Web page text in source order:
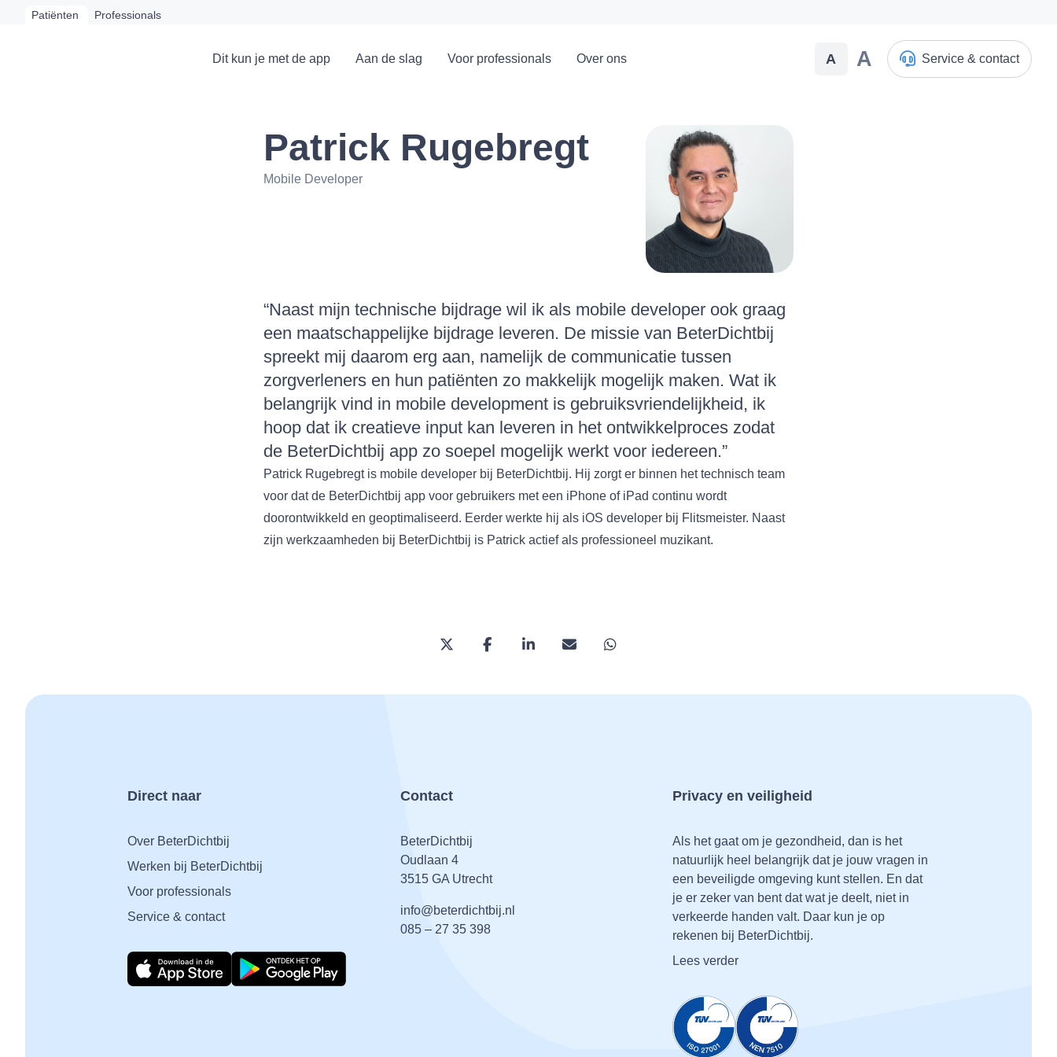
Patiënten Professionals
Dit kun je met de app Aan de slag Voor professionals Over ons A A Service & contact
Patrick Rugebregt
Mobile Developer
“Naast mijn technische bijdrage wil ik als mobile developer ook graag
een maatschappelijke bijdrage leveren. De missie van BeterDichtbij
spreekt mij daarom erg aan, namelijk de communicatie tussen
zorgverleners en hun patiënten zo makkelijk mogelijk maken. Wat ik
belangrijk vind in mobile development is gebruiksvriendelijkheid, ik
hoop dat ik creatieve input kan leveren in het ontwikkelproces zodat
de BeterDichtbij app zo soepel mogelijk werkt voor iedereen.”
Patrick Rugebregt is mobile developer bij BeterDichtbij. Hij zorgt er binnen het technisch team
voor dat de BeterDichtbij app voor gebruikers met een iPhone of iPad continu wordt
doorontwikkeld en geoptimaliseerd. Eerder werkte hij als iOS developer bij Flitsmeister. Naast
zijn werkzaamheden bij BeterDichtbij is Patrick actief als professioneel muzikant.
Deel deze pagina via Twitter/X
Deel deze pagina op Facebook
Deel deze pagina op LinkedIn
Deel deze pagina via e-mail
Deel deze pagina via WhatsApp
Direct naar
Over BeterDichtbij
Werken bij BeterDichtbij
Voor professionals
Service & contact
Download direct
Contact
BeterDichtbij
Oudlaan 4
3515 GA Utrecht
info@beterdichtbij.nl
085 – 27 35 398
Privacy en veiligheid
Als het gaat om je gezondheid, dan is het
natuurlijk heel belangrijk dat je jouw vragen in
een beveiligde omgeving kunt stellen. En dat
je er zeker van bent dat wat je deelt, niet in
verkeerde handen valt. Daar kun je op
rekenen bij BeterDichtbij.
Lees verder